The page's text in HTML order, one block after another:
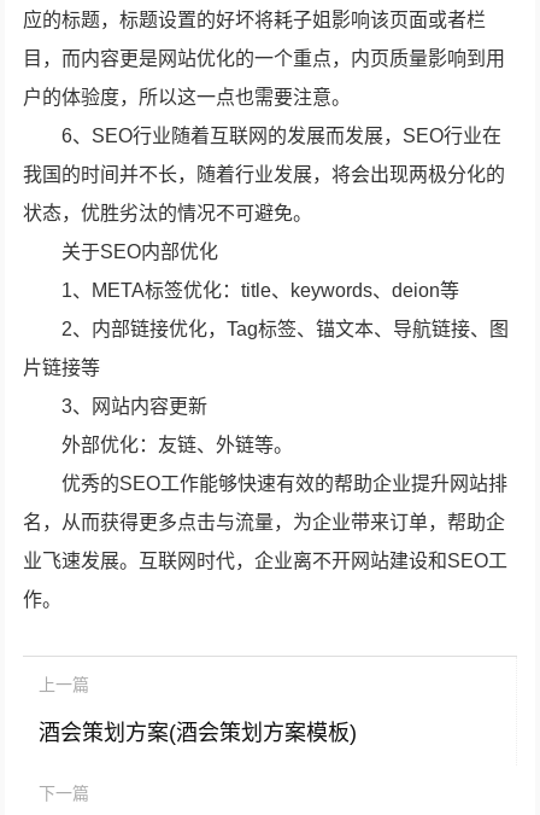
应的标题，标题设置的好坏将耗子姐影响该页面或者栏
目，而内容更是网站优化的一个重点，内页质量影响到用
户的体验度，所以这一点也需要注意。
6、SEO行业随着互联网的发展而发展，SEO行业在
我国的时间并不长，随着行业发展，将会出现两极分化的
状态，优胜劣汰的情况不可避免。
关于SEO内部优化
1、META标签优化：title、keywords、deion等
2、内部链接优化，Tag标签、锚文本、导航链接、图
片链接等
3、网站内容更新
外部优化：友链、外链等。
优秀的SEO工作能够快速有效的帮助企业提升网站排
名，从而获得更多点击与流量，为企业带来订单，帮助企
业飞速发展。互联网时代，企业离不开网站建设和SEO工
作。
上一篇
酒会策划方案(酒会策划方案模板)
下一篇